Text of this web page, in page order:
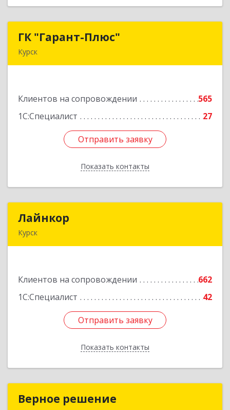
ГК "Гарант-Плюс"
Курск
Клиентов на сопровождении
565
1С:Специалист
27
Отправить заявку
Показать контакты
ГК "Гарант-Плюс"
Подробнее
Отправить заявку
Назад
Лайнкор
Курск
Клиентов на сопровождении
662
1С:Специалист
42
Отправить заявку
Показать контакты
Подробнее
Отправить заявку
Назад
Верное решениеВерное решение